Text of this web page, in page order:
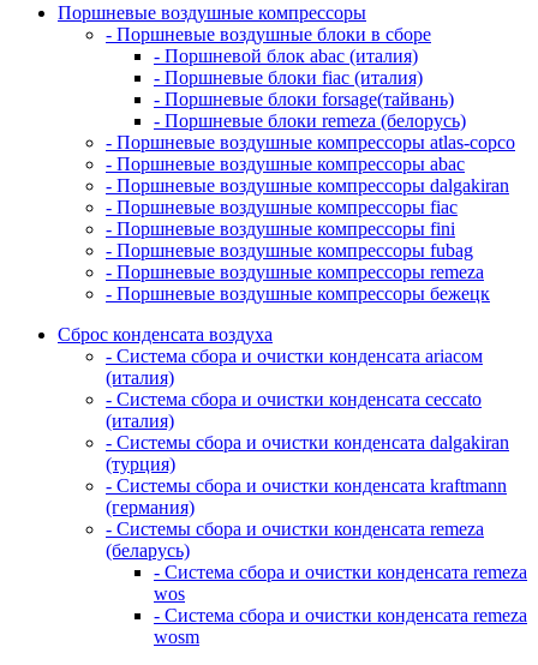
Поршневые воздушные компрессоры
- Поршневые воздушные блоки в сборе
- Поршневой блок abac (италия)
- Поршневые блоки fiac (италия)
- Поршневые блоки forsage(тайвань)
- Поршневые блоки remeza (белорусь)
- Поршневые воздушные компрессоры atlas-copco
- Поршневые воздушные компрессоры abac
- Поршневые воздушные компрессоры dalgakiran
- Поршневые воздушные компрессоры fiac
- Поршневые воздушные компрессоры fini
- Поршневые воздушные компрессоры fubag
- Поршневые воздушные компрессоры remeza
- Поршневые воздушные компрессоры бежецк
Сброс конденсата воздуха
- Система сбора и очистки конденсата ariacом
(италия)
- Система сбора и очистки конденсата ceccato
(италия)
- Системы сбора и очистки конденсата dalgakiran
(турция)
- Системы сбора и очистки конденсата kraftmann
(германия)
- Системы сбора и очистки конденсата remeza
(беларусь)
- Система сбора и очистки конденсата remeza
wos
- Система сбора и очистки конденсата remeza
wosm